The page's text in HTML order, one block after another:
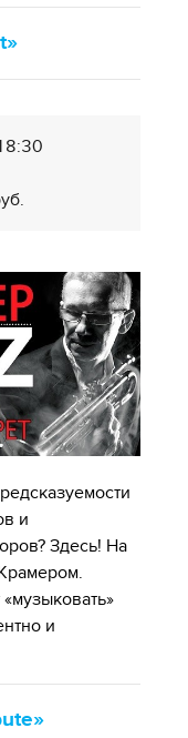
и
Здесь! На
и